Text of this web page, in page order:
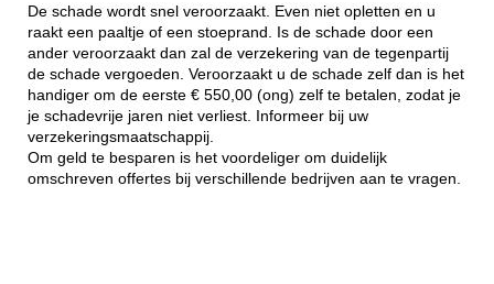
De schade wordt snel veroorzaakt. Even niet opletten en u
raakt een paaltje of een stoeprand. Is de schade door een
ander veroorzaakt dan zal de verzekering van de tegenpartij
de schade vergoeden. Veroorzaakt u de schade zelf dan is het
handiger om de eerste € 550,00 (ong) zelf te betalen, zodat je
je schadevrije jaren niet verliest. Informeer bij uw
verzekeringsmaatschappij.
Om geld te besparen is het voordeliger om duidelijk
omschreven offertes bij verschillende bedrijven aan te vragen.